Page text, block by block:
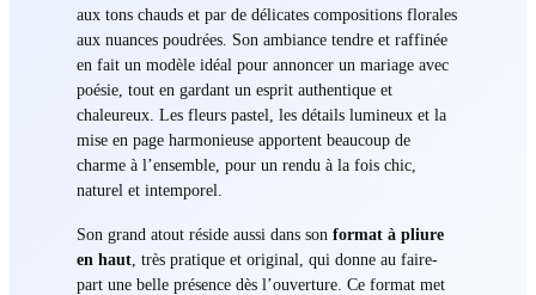
aux tons chauds et par de délicates compositions florales
aux nuances poudrées. Son ambiance tendre et raffinée
en fait un modèle idéal pour annoncer un mariage avec
poésie, tout en gardant un esprit authentique et
chaleureux. Les fleurs pastel, les détails lumineux et la
mise en page harmonieuse apportent beaucoup de
charme à l’ensemble, pour un rendu à la fois chic,
naturel et intemporel.
Son grand atout réside aussi dans son format à pliure
en haut, très pratique et original, qui donne au faire-
part une belle présence dès l’ouverture. Ce format met